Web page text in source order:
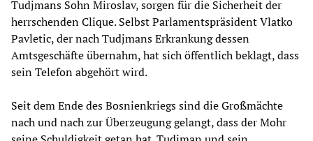
Tudjmans Sohn Miroslav, sorgen für die Sicherheit der
herrschenden Clique. Selbst Parlamentspräsident Vlatko
Pavletic, der nach Tudjmans Erkrankung dessen
Amtsgeschäfte übernahm, hat sich öffentlich beklagt, dass
sein Telefon abgehört wird.
Seit dem Ende des Bosnienkriegs sind die Großmächte
nach und nach zur Überzeugung gelangt, dass der Mohr